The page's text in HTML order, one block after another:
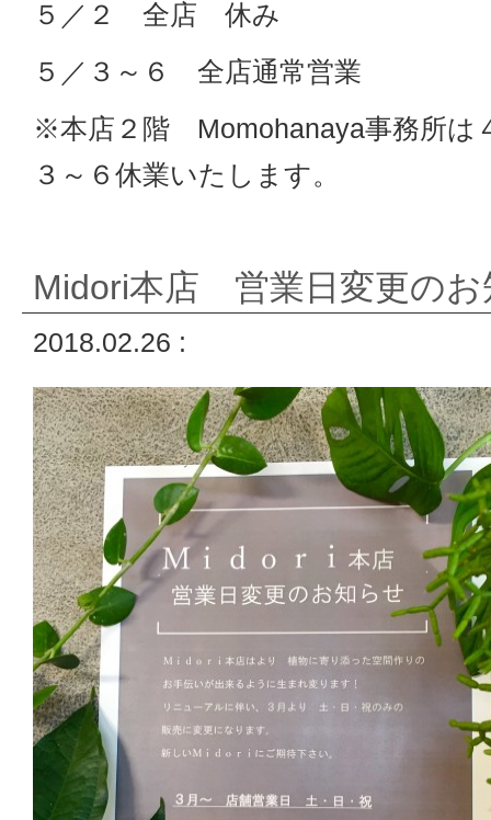
５／２ 全店 休み
５／３～６ 全店通常営業
※本店２階 Momohanaya事務所は
３～６休業いたします。
Midori本店 営業日変更のお
2018.02.26 :